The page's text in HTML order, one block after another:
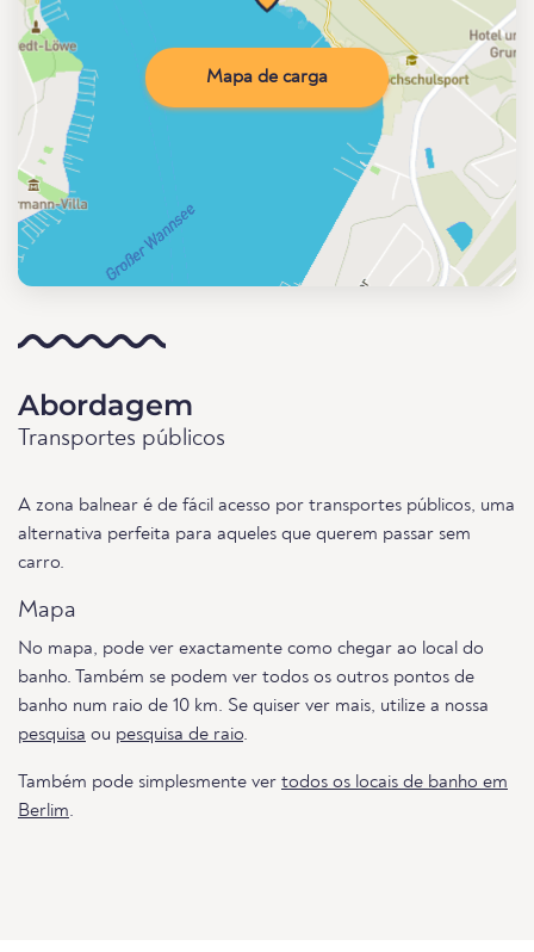
Mapa de carga
Abordagem
Transportes públicos
A zona balnear é de fácil acesso por transportes públicos, uma
alternativa perfeita para aqueles que querem passar sem
carro.
Mapa
No mapa, pode ver exactamente como chegar ao local do
banho. Também se podem ver todos os outros pontos de
banho num raio de 10 km. Se quiser ver mais, utilize a nossa
pesquisa ou pesquisa de raio.
Também pode simplesmente ver todos os locais de banho em
Berlim.